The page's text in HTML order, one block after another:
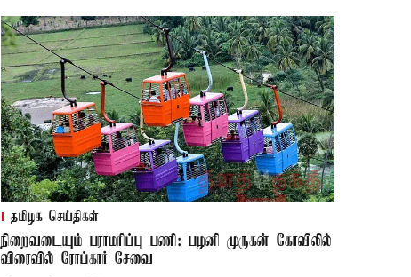
தமிழக செய்திகள்
நிறைவடையும் பராமரிப்பு பணி: பழனி முருகன் கோவிலில்
விரைவில் ரோப்கார் சேவை